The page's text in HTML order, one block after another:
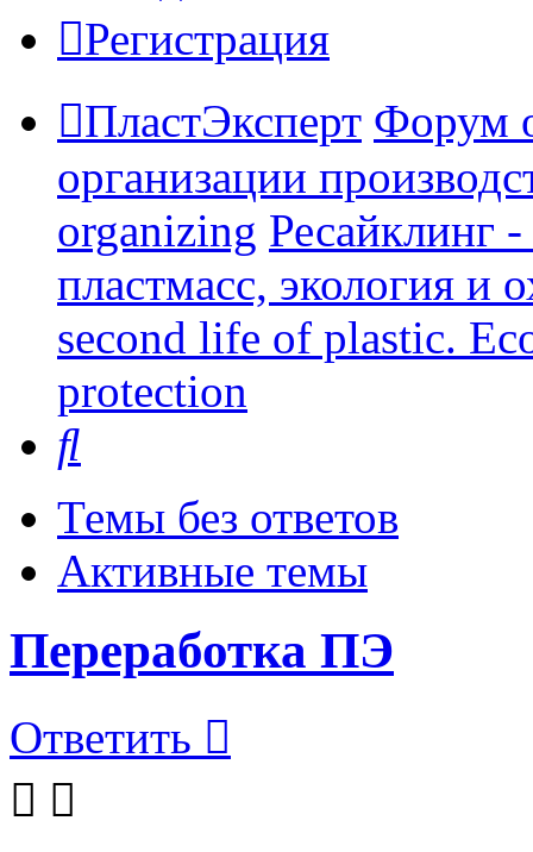
Регистрация
ПластЭксперт Форум
организации
organizing Ресайклинг
пластмасс, экология и
second life of plastic.
protection
Темы без ответов
Активные темы
Переработка ПЭ
Ответить